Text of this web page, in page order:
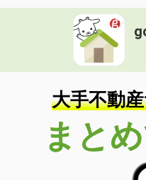
大手不動
まと